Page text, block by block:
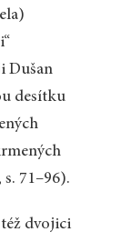
Dušan
desítku
71–96).
dvojici